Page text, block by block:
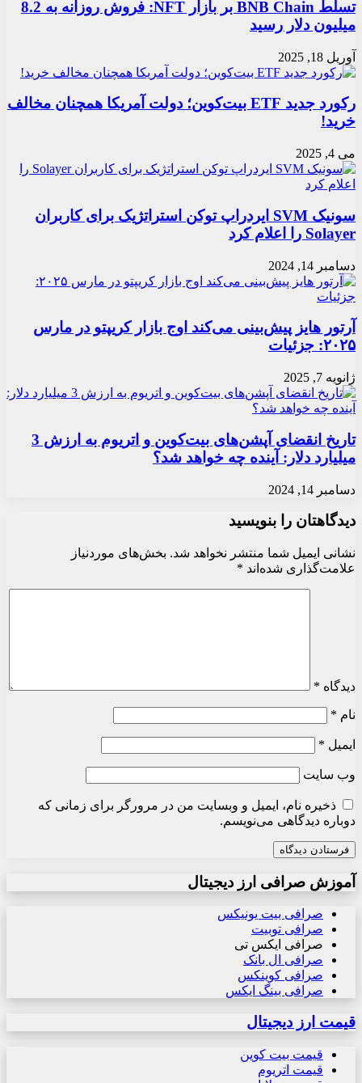
تسلط BNB Chain بر بازار NFT: فروش روزانه به 8.2
میلیون دلار رسید
آوریل 18, 2025
رکورد جدید ETF بیت‌کوین؛ دولت آمریکا همچنان مخالف
خرید!
می 4, 2025
سونیک SVM ایردراپ توکن استراتژیک برای کاربران
Solayer را اعلام کرد
دسامبر 14, 2024
آرتور هایز پیش‌بینی می‌کند اوج بازار کریپتو در مارس
۲۰۲۵: جزئیات
ژانویه 7, 2025
تاریخ انقضای آپشن‌های بیت‌کوین و اتریوم به ارزش 3
میلیارد دلار: آینده چه خواهد شد؟
دسامبر 14, 2024
دیدگاهتان را بنویسید
نشانی ایمیل شما منتشر نخواهد شد. بخش‌های موردنیاز
علامت‌گذاری شده‌اند *
دیدگاه *
نام *
ایمیل *
وب‌ سایت
ذخیره نام، ایمیل و وبسایت من در مرورگر برای زمانی که
دوباره دیدگاهی می‌نویسم.
آموزش صرافی ارز دیجیتال
صرافی بیت یونیکس
صرافی توبیت
صرافی ایکس تی
صرافی ال بانک
صرافی کوینکس
صرافی بینگ ایکس
قیمت ارز دیجیتال
قیمت بیت کوین
قیمت اتریوم